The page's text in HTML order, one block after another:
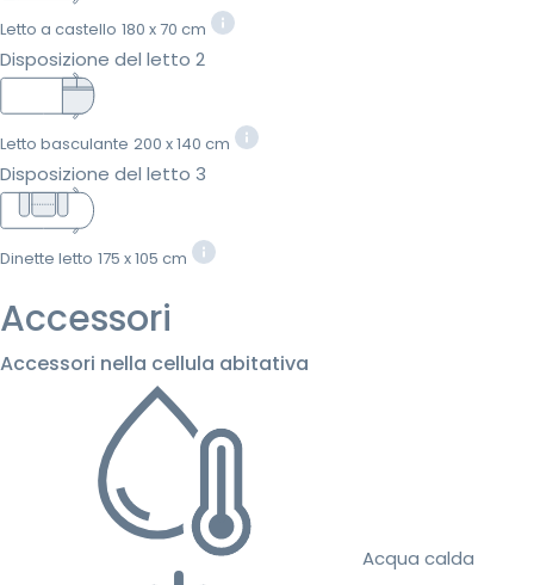
Letto a castello 180 x 70 cm
Disposizione del letto 2
Letto basculante 200 x 140 cm
Disposizione del letto 3
Dinette letto 175 x 105 cm
Accessori
Accessori nella cellula abitativa
Acqua calda